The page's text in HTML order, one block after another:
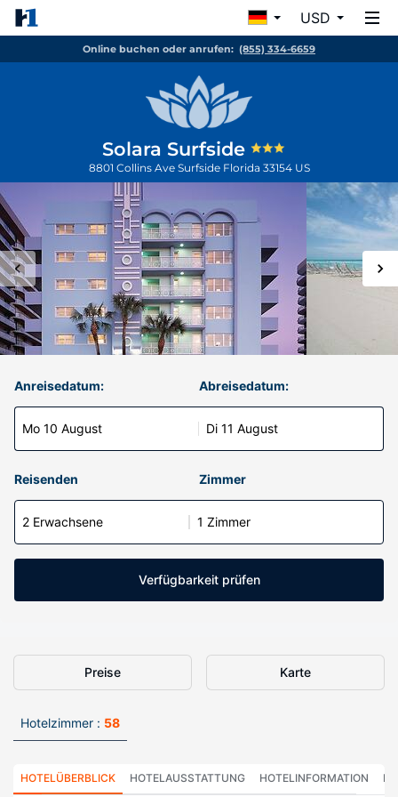
USD
Online buchen oder anrufen: (855) 334-6659
Solara Surfside
8801 Collins Ave Surfside Florida 33154 US
Anreisedatum:
Mo 10 August
Abreisedatum:
Di 11 August
Reisenden Zimmer
2 Erwachsene 1 Zimmer
Verfügbarkeit prüfen
Preise Karte
Hotelzimmer : 58
HOTELÜBERBLICK HOTELAUSSTATTUNG HOTELINFORMATION